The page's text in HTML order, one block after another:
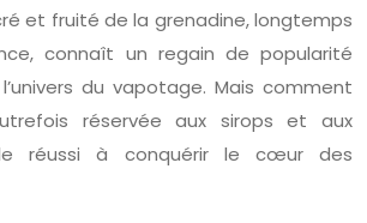
et fruité de la grenadine, longtemps
connaît un regain de popularité
du vapotage. Mais comment
réservée aux sirops et aux
réussi à conquérir le cœur des